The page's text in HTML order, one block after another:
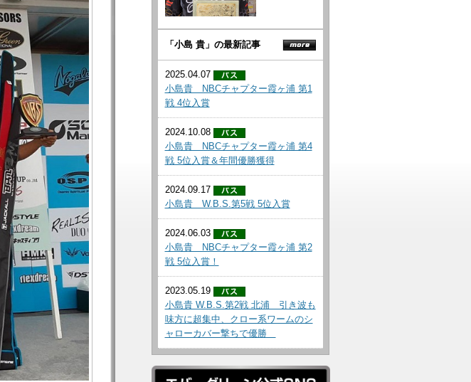
「小島 貴」の最新記事
2025.04.07
小島貴 NBCチャプター霞ヶ浦 第1
戦 4位入賞
2024.10.08
小島貴 NBCチャプター霞ヶ浦 第4
戦 5位入賞＆年間優勝獲得
2024.09.17
小島貴 W.B.S.第5戦 5位入賞
2024.06.03
小島貴 NBCチャプター霞ヶ浦 第2
戦 5位入賞！
2023.05.19
小島貴 W.B.S.第2戦 北浦 引き波も
味方に超集中、クロー系ワームのシ
ャローカバー撃ちで優勝